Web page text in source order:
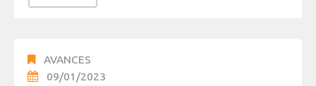
AVANCES
09/01/2023